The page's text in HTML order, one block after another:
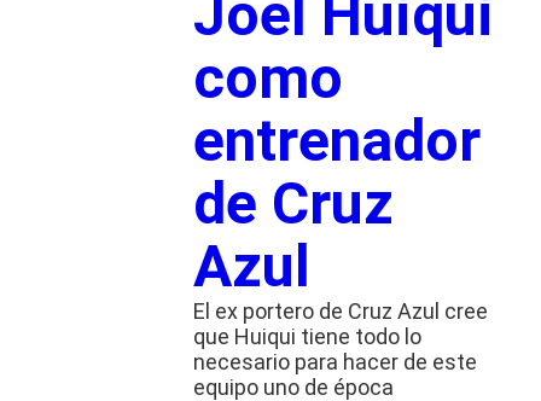
Joel Huiqui
como
entrenador
de Cruz
Azul
El ex portero de Cruz Azul cree
que Huiqui tiene todo lo
necesario para hacer de este
equipo uno de época